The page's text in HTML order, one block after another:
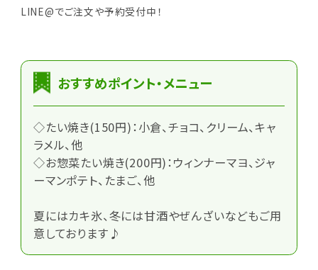
LINE@でご注文や予約受付中！
おすすめポイント・メニュー
◇たい焼き(150円)：小倉、チョコ、クリーム、キャ
ラメル、他
◇お惣菜たい焼き(200円)：ウィンナーマヨ、ジャ
ーマンポテト、たまご、他
夏にはカキ氷、冬には甘酒やぜんざいなどもご用
意しております♪